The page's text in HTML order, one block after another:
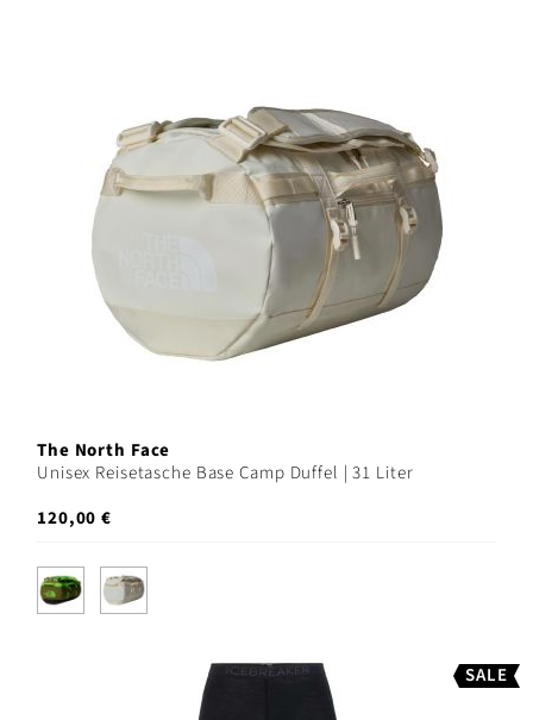
The North Face
Unisex Reisetasche Base Camp Duffel | 31 Liter
120,00 €
SALE